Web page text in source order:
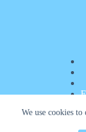
We use cookies